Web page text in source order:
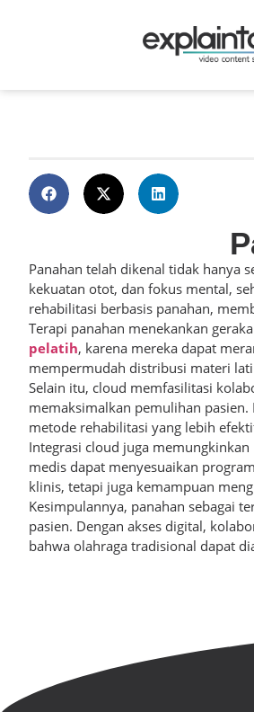
Panahan telah dikenal tidak hanya
kekuatan otot, dan fokus mental,
rehabilitasi berbasis panahan,
Terapi panahan menekankan
pelatih, karena mereka dapat
mempermudah distribusi materi
Selain itu, cloud memfasilitasi
memaksimalkan pemulihan
metode rehabilitasi yang lebih
Integrasi cloud juga
medis dapat menyesuaikan
klinis, tetapi juga kemampuan
Kesimpulannya, panahan sebagai
pasien. Dengan akses digital,
bahwa olahraga tradisional dapat